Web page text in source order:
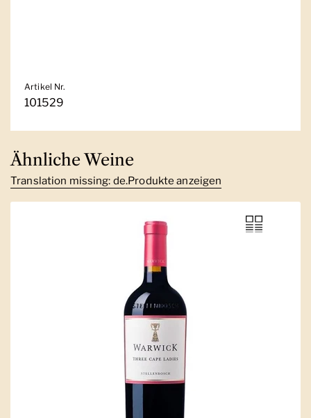
Artikel Nr.
101529
Ähnliche Weine
Translation missing: de.Produkte anzeigen